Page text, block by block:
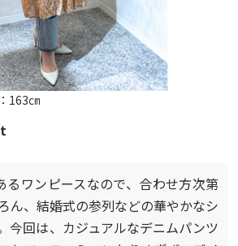
163㎝
ワンピースなので、合わせ方次第
ん、結婚式の参列などの華やかなシ
今回は、カジュアルなデニムパンツ